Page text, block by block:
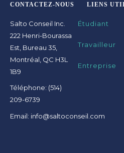
CONTACTEZ-NOUS
Salto Conseil Inc.
222 Henri-Bourassa
Est, Bureau 35,
Montréal, QC H3L
1B9
Téléphone: (514)
209-6739
Email: info@saltoconseil.com
LIENS
Étudiant
Travailleur
Entreprise